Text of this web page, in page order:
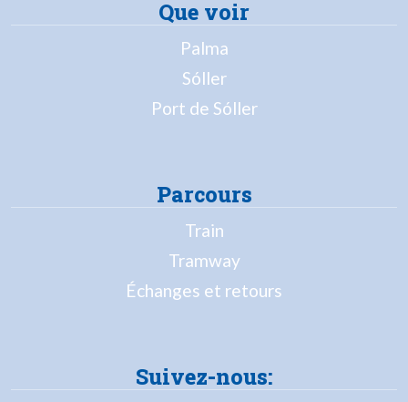
Suivez-nous:
Que voir
Palma
Sóller
Port de Sóller
Parcours
Train
Tramway
Échanges et retours